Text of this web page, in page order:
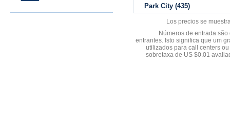
Park City (435)
Los precios se
Números de entrada
entrantes. Isto significa que um
utilizados para call centers
sobretaxa de US $0.01